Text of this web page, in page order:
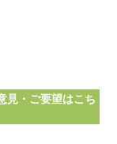
見・ご要望はこち